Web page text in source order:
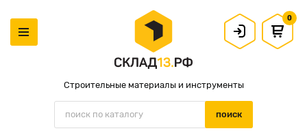
Строительные материалы и инструменты
0